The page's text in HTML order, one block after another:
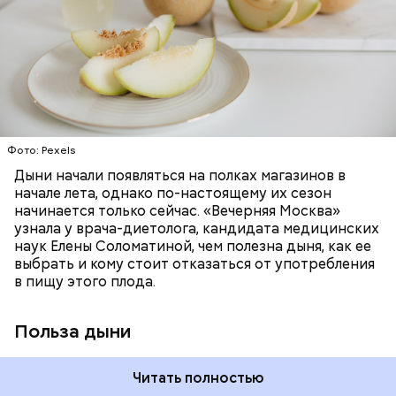
Фото: Pexels
Дыни начали появляться на полках магазинов в
начале лета, однако по-настоящему их сезон
начинается только сейчас. «Вечерняя Москва»
узнала у врача-диетолога, кандидата медицинских
наук Елены Соломатиной, чем полезна дыня, как ее
выбрать и кому стоит отказаться от употребления
в пищу этого плода.
Польза дыни
много энергии, чтобы ее усвоить, рассказала
доктор. Кроме того, этот плод богат витаминами и
минералами. Так, в дыне содержатся:
необходим для обновления кожи. Дыня
«делает пилинг изнутри», обновляет
слизистые оболочки органов. А еще именно
бета-каротин обеспечивает дыне желтый
лютеин и зеаксантин — эти каротиноиды
отлично поддерживают наше зрение;
калий — оказывает мочегонное действие,
поддерживает сердечно-сосудистую
систему и предотвращает скачки давления;
магний — помогает калию и не дает сосудам
спазмироваться.
Читать полностью
ЗДОРОВЬЕ
ПРАВИЛЬНОЕ ПИТАНИЕ
ОВОЩИ
ЛЕТО ФРУКТЫ
По мнению специалиста, здоровому человеку
достаточно включать щавель в рацион несколько
раз в месяц. В небольших количествах в свежем
антибиотиков